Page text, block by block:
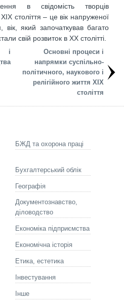
в свідомість творців
століття – це вік напруженої
вік, який започаткував багато
свій розвиток в ХХ столітті.
і
Основні процеси і
напрямки суспільно-
політичного, наукового і
релігійного життя ХІХ
століття
БЖД та охорона праці
Бухгалтерський облік
Географія
Документознавство,
діловодство
Економіка підприємства
Економічна історія
Етика, естетика
Інвестування
Інше